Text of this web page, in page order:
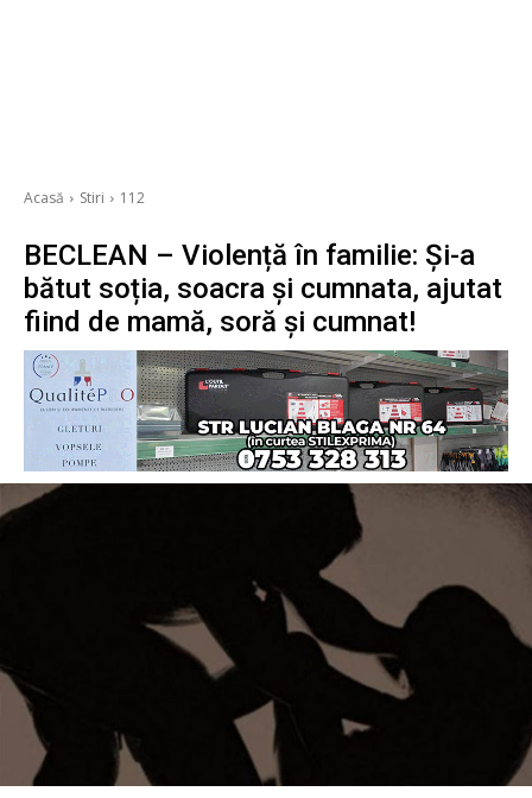
Acasă Stiri 112
BECLEAN – Violență în familie: Și-a
bătut soția, soacra și cumnata, ajutat
fiind de mamă, soră și cumnat!